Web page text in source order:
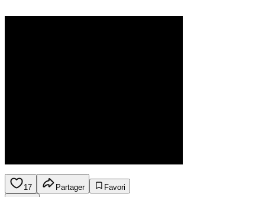
17 Partager
Favori